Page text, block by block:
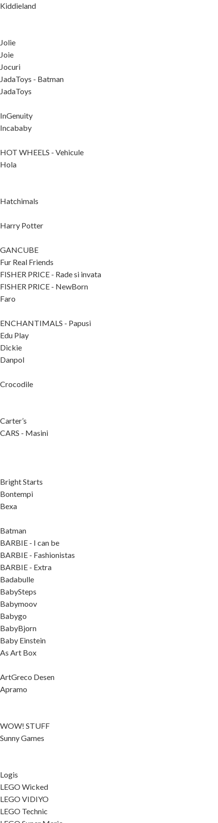
Kiddieland
Jolie
Joie
Jocuri
JadaToys - Batman
JadaToys
InGenuity
Incababy
HOT WHEELS - Vehicule
Hola
Hatchimals
Harry Potter
GANCUBE
Fur Real Friends
FISHER PRICE - Rade si invata
FISHER PRICE - NewBorn
Faro
ENCHANTIMALS - Papusi
Edu Play
Dickie
Danpol
Crocodile
Carter’s
CARS - Masini
Bright Starts
Bontempi
Bexa
Batman
BARBIE - I can be
BARBIE - Fashionistas
BARBIE - Extra
Badabulle
BabySteps
Babymoov
Babygo
BabyBjorn
Baby Einstein
As Art Box
ArtGreco Desen
Apramo
WOW! STUFF
Sunny Games
Logis
LEGO Wicked
LEGO VIDIYO
LEGO Technic